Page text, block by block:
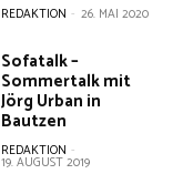
REDAKTION - 26. MAI 2020
Sofatalk –
Sommertalk mit
Jörg Urban in
Bautzen
REDAKTION -
19. AUGUST 2019